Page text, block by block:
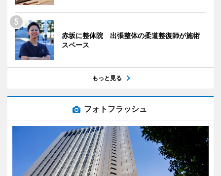
赤坂に整体院 出張整体の柔道整復師が施術
スペース
もっと見る
フォトフラッシュ